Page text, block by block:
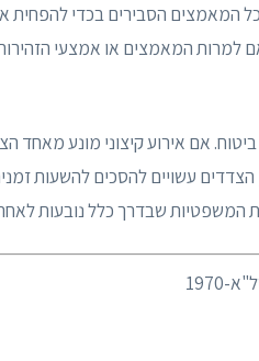
המאמצים הסבירים בכדי
למרות המאמצים או אמצעי
ביטוח. אם אירוע קיצוני מונע מאחד
הצדדים עשויים להסכים להשעות
המשפטיות שבדרך כלל נובעות